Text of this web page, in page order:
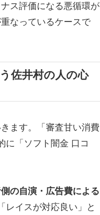
ス評価になる悪循環が
なっているケースで
佐井村の人の心
ます。「審査甘い消費
に「ソフト闇金 口コ
の自演・広告費による
レイスが対応良い」と